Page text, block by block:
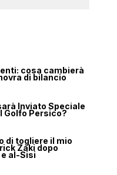
cosa cambierà
di bilancio
Inviato Speciale
Golfo Persico?
di togliere il mio
Zaki dopo
al-Sisi